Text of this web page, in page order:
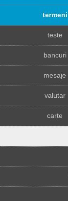
termeni
teste
bancuri
mesaje
valutar
carte